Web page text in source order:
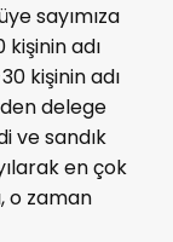
sayımıza
kişinin adı
kişinin adı
delege
ve sandık
en çok
o zaman